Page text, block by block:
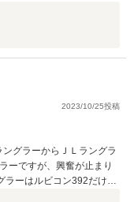
した。 現車を確認してレ
かけで担当の方とは良い
す。
2023/10/25投稿
グラーからＪＬラングラ
ーですが、興奮が止まり
ラーはルビコン392だけで
かげで、お許しを得られ